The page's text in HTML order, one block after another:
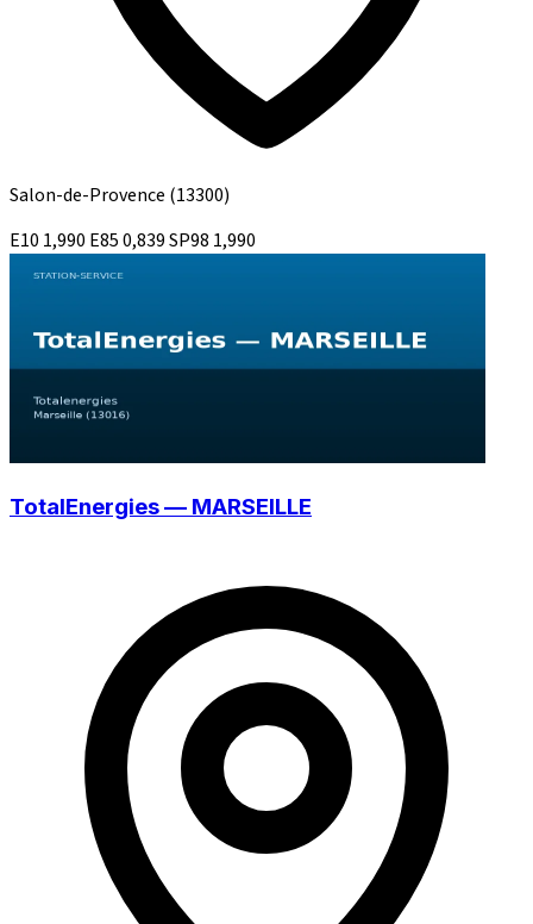
Salon-de-Provence (13300)
E10 1,990 E850,839SP98 1,990
TotalEnergies — MARSEILLE